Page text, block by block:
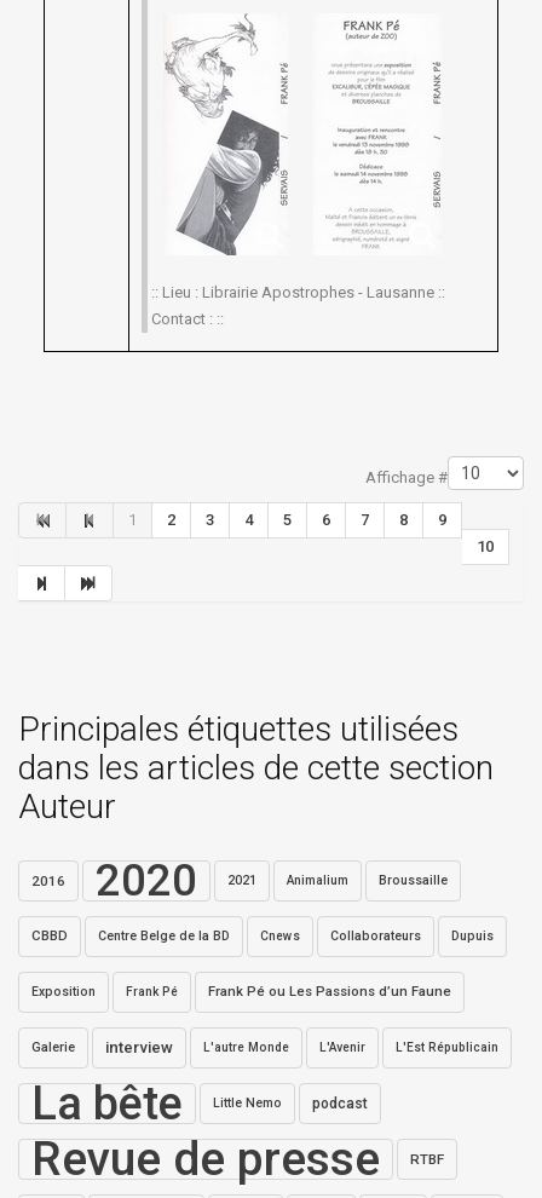
:: Lieu : Librairie Apostrophes - Lausanne ::
Contact : ::
Affichage #
1 2 3 4 5 6 7 8
9
10
Principales étiquettes utilisées
dans les articles de cette section
Auteur
2016 2020 2021 Animalium Broussaille
CBBD Centre Belge de la BD Cnews Collaborateurs Dupuis
Exposition Frank Pé Frank Pé ou Les Passions d’un Faune
Galerie interview L'autre Monde L'Avenir L'Est Républicain
La bête Little Nemo podcast
Revue de presse RTBF